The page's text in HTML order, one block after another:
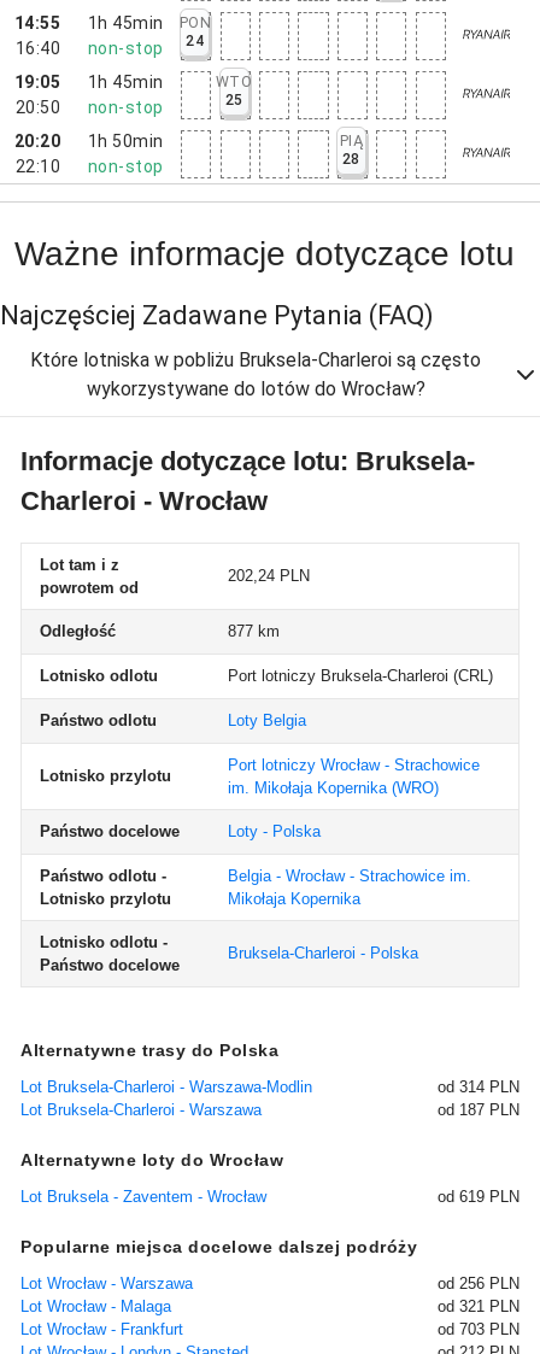
14:55
16:40
1h 45min
non-stop
PON
24
19:05
20:50
1h 45min
non-stop
WTO
25
20:20
22:10
1h 50min
non-stop
PIĄ
28
Ważne informacje dotyczące lotu
Najczęściej Zadawane Pytania (FAQ)
Które lotniska w pobliżu Bruksela-Charleroi są często
wykorzystywane do lotów do Wrocław?
Informacje dotyczące lotu: Bruksela-
Charleroi - Wrocław
Lot tam i z
powrotem od
202,24 PLN
Odległość 877 km
Lotnisko odlotu Port lotniczy Bruksela-Charleroi (CRL)
Państwo odlotu Loty Belgia
Lotnisko przylotu
Port lotniczy Wrocław - Strachowice
im. Mikołaja Kopernika(WRO)
Państwo docelowe Loty - Polska
Państwo odlotu -
Lotnisko przylotu
Belgia - Wrocław - Strachowice im.
Mikołaja Kopernika
Lotnisko odlotu -
Państwo docelowe
Bruksela-Charleroi - Polska
Alternatywne trasy do Polska
Lot Bruksela-Charleroi - Warszawa-Modlin
od 314 PLN
Lot Bruksela-Charleroi - Warszawa
od 187 PLN
Alternatywne loty do Wrocław
Lot Bruksela - Zaventem - Wrocław od 619 PLN
Popularne miejsca docelowe dalszej podróży
Lot Wrocław - Warszawa
od 256 PLN
Lot Wrocław - Malaga
od 321 PLN
Lot Wrocław - Frankfurt
od 703 PLN